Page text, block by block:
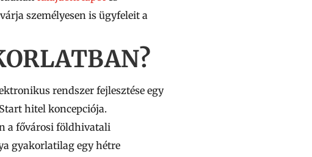
személyesen is ügyfeleit a
rendszer fejlesztése egy
hitel koncepciója.
a fővárosi földhivatali
gyakorlatilagegy hétre